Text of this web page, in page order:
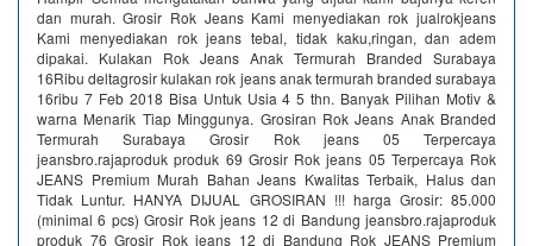
dan murah. Grosir Rok Jeans Kami menyediakan rok jualrokjeans
Kami menyediakan rok jeans tebal, tidak kaku,ringan, dan adem
dipakai. Kulakan Rok Jeans Anak Termurah Branded Surabaya
16Ribu deltagrosir kulakan rok jeans anak termurah branded surabaya
16ribu 7 Feb 2018 Bisa Untuk Usia 4 5 thn. Banyak Pilihan Motiv &
warna Menarik Tiap Minggunya. Grosiran Rok Jeans Anak Branded
Termurah Surabaya Grosir Rok jeans 05 Terpercaya
jeansbro.rajaproduk produk 69 Grosir Rok jeans 05 Terpercaya Rok
JEANS Premium Murah Bahan Jeans Kwalitas Terbaik, Halus dan
Tidak Luntur. HANYA DIJUAL GROSIRAN !!! harga Grosir: 85.000
(minimal 6 pcs) Grosir Rok jeans 12 di Bandung jeansbro.rajaproduk
produk 76 Grosir Rok jeans 12 di Bandung Rok JEANS Premium